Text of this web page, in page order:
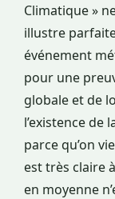
Climatique »
illustre
événement
pour une
globale et de
l’existence de
parce qu’on
est très claire
en moyenne